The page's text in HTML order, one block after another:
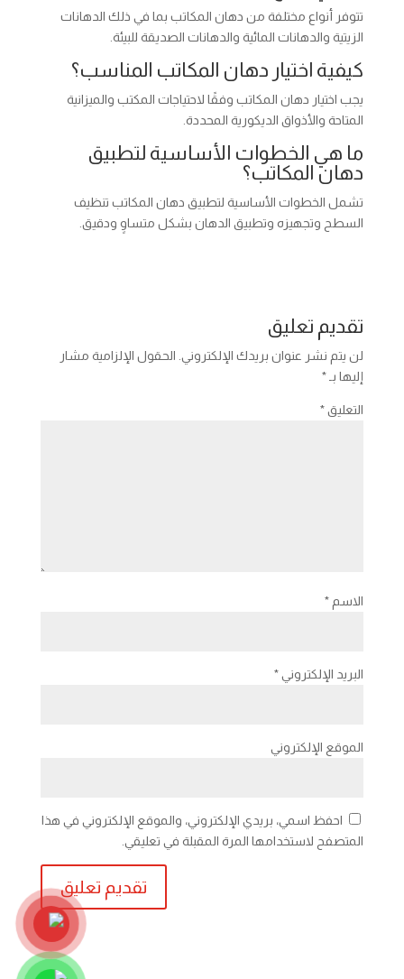
تتوفر أنواع مختلفة من دهان المكاتب بما في ذلك الدهانات
الزيتية والدهانات المائية والدهانات الصديقة للبيئة.
كيفية اختيار دهان المكاتب المناسب؟
يجب اختيار دهان المكاتب وفقًا لاحتياجات المكتب والميزانية
المتاحة والأذواق الديكورية المحددة.
ما هي الخطوات الأساسية لتطبيق
دهان المكاتب؟
تشمل الخطوات الأساسية لتطبيق دهان المكاتب تنظيف
السطح وتجهيزه وتطبيق الدهان بشكل متساوٍ ودقيق.
تقديم تعليق
لن يتم نشر عنوان بريدك الإلكتروني. الحقول الإلزامية مشار
إليها بـ*
التعليق*
الاسم *
البريد الإلكتروني*
الموقع الإلكتروني
احفظ اسمي، بريدي الإلكتروني، والموقع الإلكتروني في هذا
المتصفح لاستخدامها المرة المقبلة في تعليقي.